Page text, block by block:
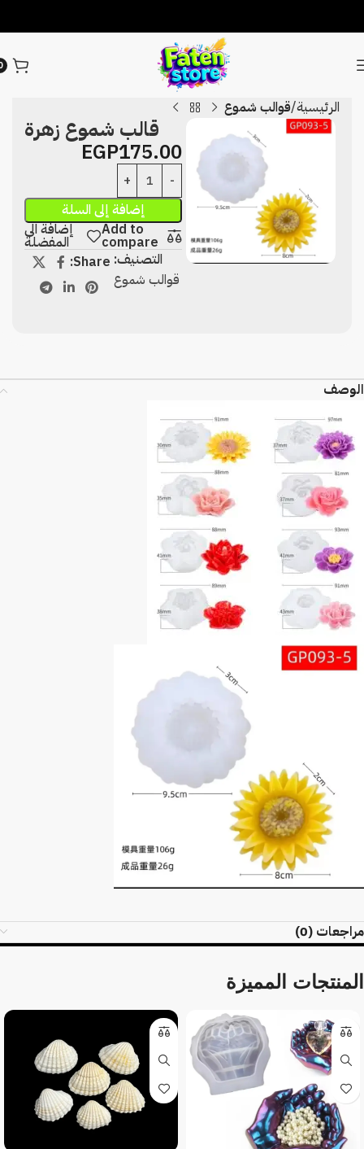
الرئيسية قوالب شموع
قالب شموع زهرة
EGP175.00
إضافة إلى السلة
Add to
compare
إضافة الى
المفضلة
التصنيف:
قوالب شموع
Share:
الوصف
مراجعات (0)
المنتجات المميزة